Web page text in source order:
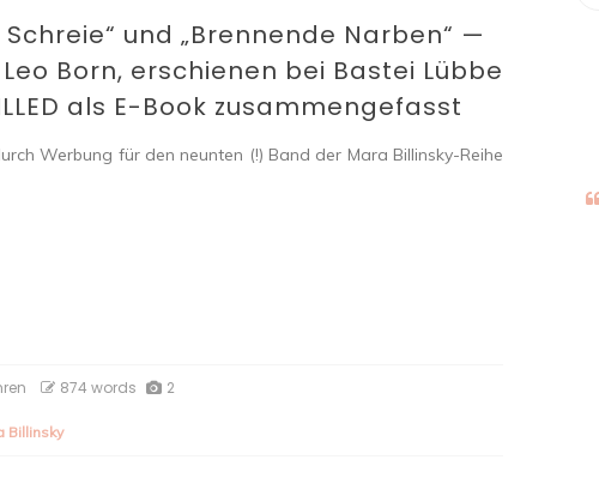
Schreie“ und „Brennende Narben“ —
Born, erschienen bei Bastei Lübbe
als E-Book zusammengefasst
Werbung für den neunten (!) Band der Mara Billinsky-Reihe
874 words 2
Billinsky